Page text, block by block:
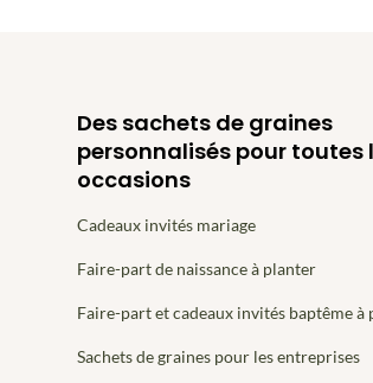
Des sachets de graines
personnalisés pour toutes
occasions
Cadeaux invités mariage
Faire-part de naissance à planter
Faire-part et cadeaux invités baptême à
Sachets de graines pour les entreprises